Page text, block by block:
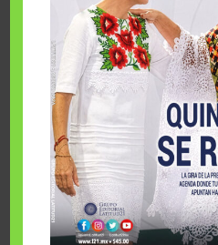
Fairmont Mayakoba y Make-A-
esfuerzos para hacer realidad el